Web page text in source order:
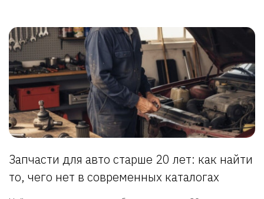
Запчасти для авто старше 20 лет: как найти
то, чего нет в современных каталогах